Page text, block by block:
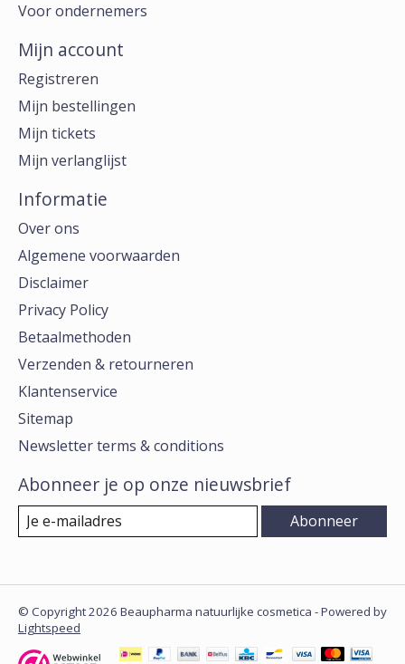
Voor ondernemers
Mijn account
Registreren
Mijn bestellingen
Mijn tickets
Mijn verlanglijst
Informatie
Over ons
Algemene voorwaarden
Disclaimer
Privacy Policy
Betaalmethoden
Verzenden & retourneren
Klantenservice
Sitemap
Newsletter terms & conditions
Abonneer je op onze nieuwsbrief
Abonneer
© Copyright 2026 Beaupharma natuurlijke cosmetica - Powered by
Lightspeed